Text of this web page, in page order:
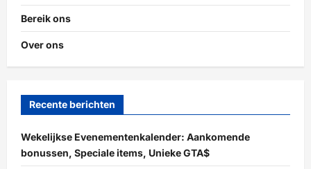
Bereik ons
Over ons
Recente berichten
Wekelijkse Evenementenkalender: Aankomende
bonussen, Speciale items, Unieke GTA$